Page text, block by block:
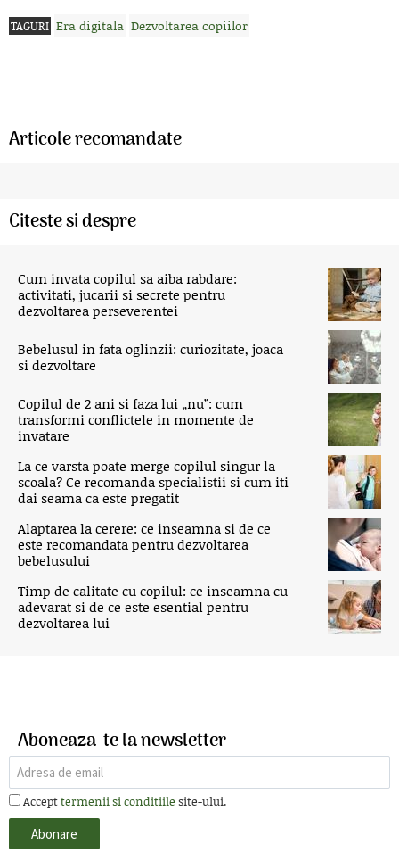
TAGURI Era digitala Dezvoltarea copiilor
Articole recomandate
Citeste si despre
Cum invata copilul sa aiba rabdare:
activitati, jucarii si secrete pentru
dezvoltarea perseverentei
Bebelusul in fata oglinzii: curiozitate, joaca
si dezvoltare
Copilul de 2 ani si faza lui „nu”: cum
transformi conflictele in momente de
invatare
La ce varsta poate merge copilul singur la
scoala? Ce recomanda specialistii si cum iti
dai seama ca este pregatit
Alaptarea la cerere: ce inseamna si de ce
este recomandata pentru dezvoltarea
bebelusului
Timp de calitate cu copilul: ce inseamna cu
adevarat si de ce este esential pentru
dezvoltarea lui
Aboneaza-te la newsletter
Accepttermenii si conditiile site-ului.